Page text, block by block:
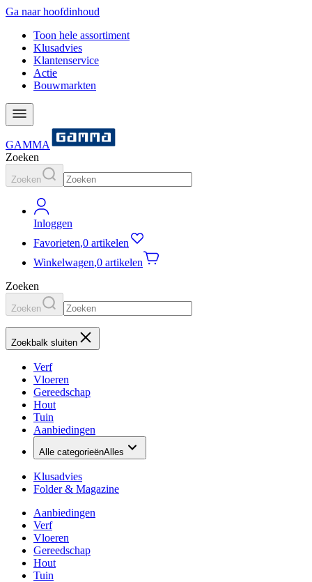
Ga naar hoofdinhoud
Toon hele assortiment
Klusadvies
Klantenservice
Actie
Bouwmarkten
GAMMA
Zoeken
Zoeken
Inloggen
Favorieten,0 artikelen
Winkelwagen,0 artikelen
Zoeken
Zoeken
Zoekbalk sluiten
Verf
Vloeren
Gereedschap
Hout
Tuin
Aanbiedingen
Alle categorieënAlles
Klusadvies
Folder & Magazine
Aanbiedingen
Verf
Vloeren
Gereedschap
Hout
Tuin